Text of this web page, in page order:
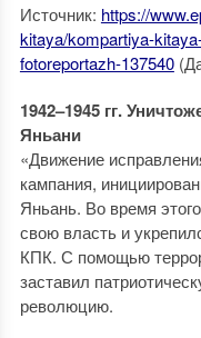
Источник: https://
kitaya/kompartiya-
fotoreportazh-137540
1942–1945 гг.
Яньани
«Движение
кампания,
Яньань. Во время
свою власть и
КПК. С помощью
заставил
революцию.